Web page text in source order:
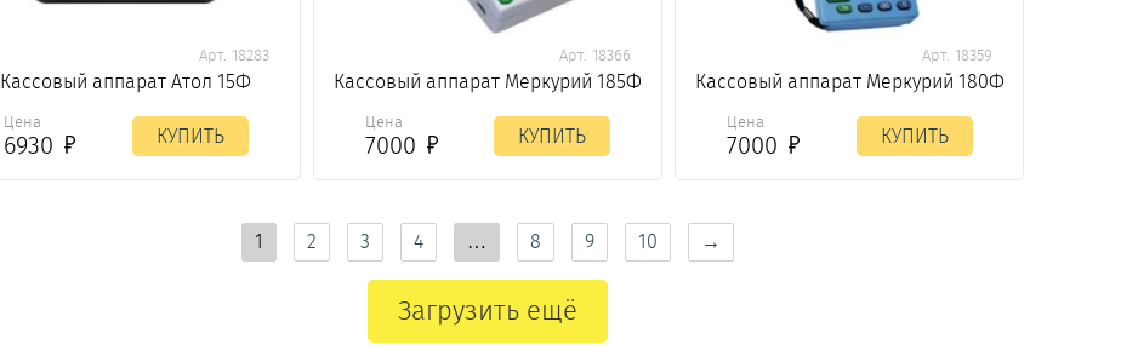
Арт. 18283
Кассовый аппарат Атол 15Ф
Цена
6930 КУПИТЬ
Арт. 18366
Кассовый аппарат Меркурий 185Ф
Цена
7000 КУПИТЬ
Арт. 18359
Кассовый аппарат Меркурий 180Ф
Цена
7000 КУПИТЬ
1 2 3 4 … 8 9 10 →
Загрузить ещё